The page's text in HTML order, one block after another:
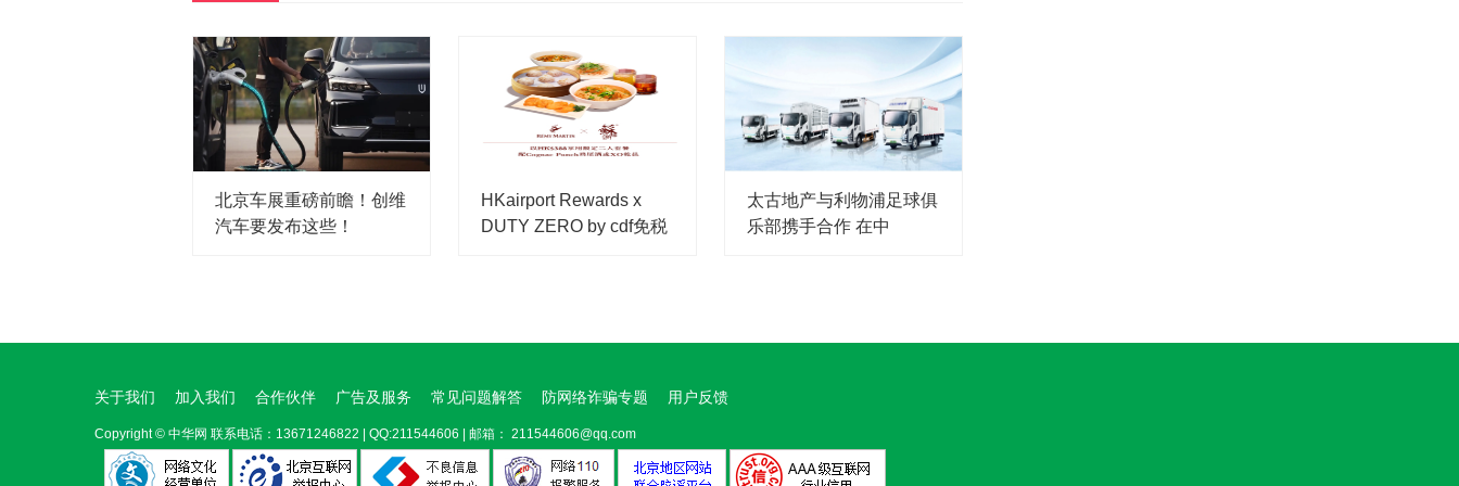
北京车展重磅前瞻！创维
汽车要发布这些！
HKairport Rewards x
DUTY ZERO by cdf免税
太古地产与利物浦足球俱
乐部携手合作 在中
关于我们 加入我们 合作伙伴 广告及服务 常见问题解答 防网络诈骗专题 用户反馈
Copyright © 中华网 联系电话：13671246822 | QQ:211544606 | 邮箱： 211544606@qq.com